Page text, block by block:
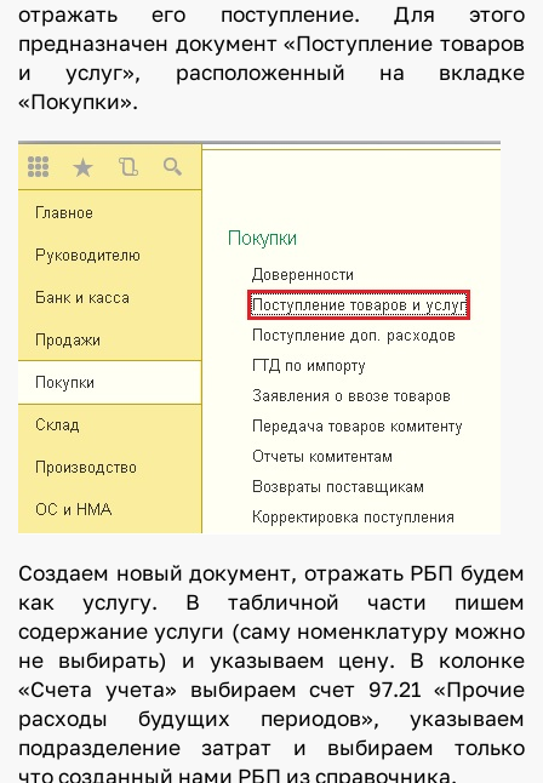
отражать его поступление. Для этого
предназначен документ «Поступление товаров
и услуг», расположенный на вкладке
«Покупки».
Создаем новый документ, отражать РБП будем
как услугу. В табличной части пишем
содержание услуги (саму номенклатуру можно
не выбирать) и указываем цену. В колонке
«Счета учета» выбираем счет 97.21 «Прочие
расходы будущих периодов», указываем
подразделение затрат и выбираем только
что созданный нами РБП из справочника.